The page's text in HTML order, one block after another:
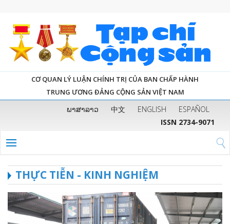
CƠ QUAN LÝ LUẬN CHÍNH TRỊ CỦA BAN CHẤP HÀNH
TRUNG ƯƠNG ĐẢNG CỘNG SẢN VIỆT NAM
ພາສາລາວ 中文 ENGLISH
ESPAÑOL
ISSN 2734-9071
THỰC TIỄN - KINH NGHIỆM